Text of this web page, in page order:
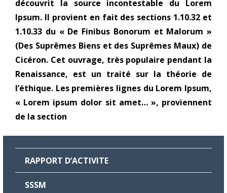
découvrit la source incontestable du Lorem
Ipsum. Il provient en fait des sections 1.10.32 et
1.10.33 du « De Finibus Bonorum et Malorum »
(Des Suprêmes Biens et des Suprêmes Maux) de
Cicéron. Cet ouvrage, très populaire pendant la
Renaissance, est un traité sur la théorie de
l’éthique. Les premières lignes du Lorem Ipsum,
« Lorem ipsum dolor sit amet… », proviennent
de la section
RAPPORT D’ACTIVITE
SSSM